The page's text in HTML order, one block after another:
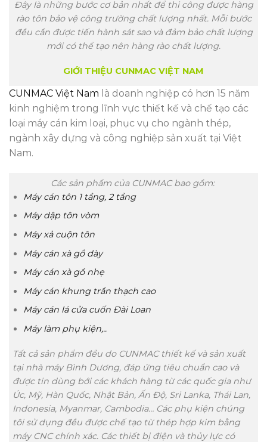
Đây là những bước cơ bản nhất để thi công được hàng
rào tôn bảo vệ công trường chất lượng nhất. Mỗi bước
đều cần được tiến hành sát sao và đảm bảo chất lượng
mới có thể tạo nên hàng rào chất lượng.
GIỚI THIỆU CUNMAC VIỆT NAM
CUNMAC Việt Nam là doanh nghiệp có hơn 15 năm
kinh nghiệm trong lĩnh vực thiết kế và chế tạo các
loại máy cán kim loại, phục vụ cho ngành thép,
ngành xây dựng và công nghiệp sản xuất tại Việt
Nam.
Các sản phẩm của CUNMAC bao gồm:
Máy cán tôn 1 tầng, 2 tầng
Máy dập tôn vòm
Máy xả cuộn tôn
Máy cán xà gồ dày
Máy cán xà gồ nhẹ
Máy cán khung trần thạch cao
Máy cán lá cửa cuốn Đài Loan
Máy làm phụ kiện,..
Tất cả sản phẩm đều do CUNMAC thiết kế và sản xuất
tại nhà máy Bình Dương, đáp ứng tiêu chuẩn cao và
được tin dùng bới các khách hàng từ các quốc gia như
Úc, Mỹ, Hàn Quốc, Nhật Bản, Ấn Độ, Sri Lanka, Thái Lan,
Indonesia, Myanmar, Cambodia… Các phụ kiện chúng
tôi sử dụng đều được chế tạo từ thép hợp kim bằng
máy CNC chính xác. Các thiết bị điện và thủy lực có